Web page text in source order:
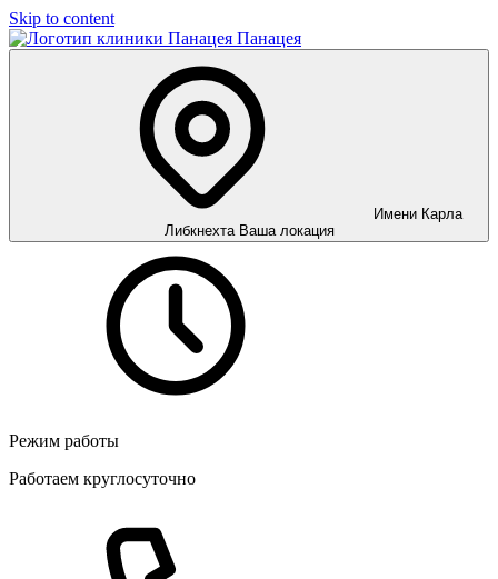
Skip to content
Панацея
Имени Карла
Либкнехта Ваша локация
Режим работы
Работаем круглосуточно